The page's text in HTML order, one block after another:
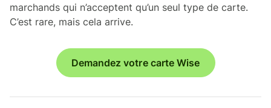
marchands qui n’acceptent qu’un seul type de carte.
C’est rare, mais cela arrive.
Demandez votre carte Wise